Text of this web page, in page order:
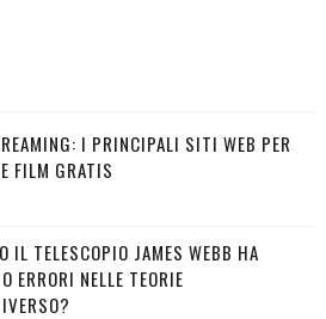
I PRINCIPALI SITI WEB PER
FILM GRATIS
IL TELESCOPIO JAMES WEBB HA
ERRORI NELLE TEORIE